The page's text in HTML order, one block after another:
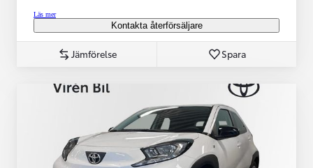
Läs mer
Kontakta återförsäljare
Jämförelse Spara